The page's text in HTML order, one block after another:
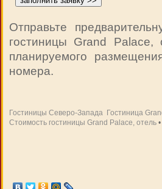
Отправьте
гостиницы Grand
планируемого
номера.
Гостиницы Северо-Запада Гостиница
Стоимость гостиницы Grand Palace, отель •